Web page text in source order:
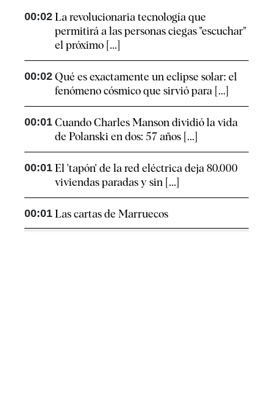
00:02 La revolucionaria tecnología que
permitirá a las personas ciegas "escuchar"
el próximo [...]
00:02 Qué es exactamente un eclipse solar: el
fenómeno cósmico que sirvió para [...]
00:01 Cuando Charles Manson dividió la vida
de Polanski en dos: 57 años [...]
00:01 El 'tapón' de la red eléctrica deja 80.000
viviendas paradas y sin [...]
00:01 Las cartas de Marruecos